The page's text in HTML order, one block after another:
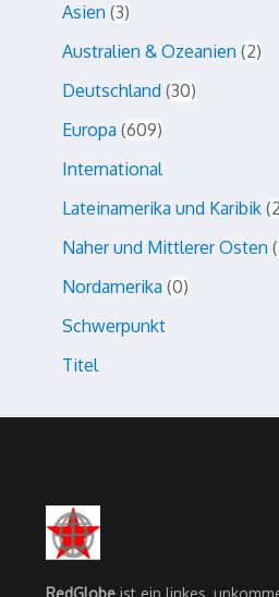
Asien 3
Australien & Ozeanien 2
Deutschland 30
Europa 609
International
Lateinamerika und Karibik
Naher und Mittlerer Osten
Nordamerika 0
Schwerpunkt
Titel
RedGlobe ist ein linkes,